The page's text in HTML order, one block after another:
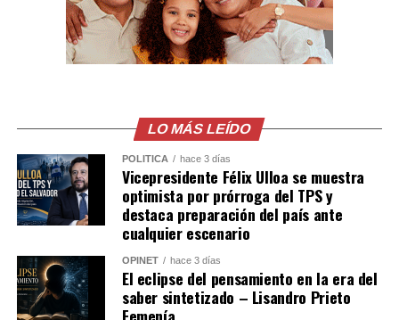
LO MÁS LEÍDO
POLÍTICA hace 3 días
Vicepresidente Félix Ulloa se muestra
optimista por prórroga del TPS y
destaca preparación del país ante
cualquier escenario
OPINET hace 3 días
El eclipse del pensamiento en la era del
saber sintetizado – Lisandro Prieto
Femenía